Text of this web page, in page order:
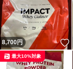
8,700円
最大10%対象